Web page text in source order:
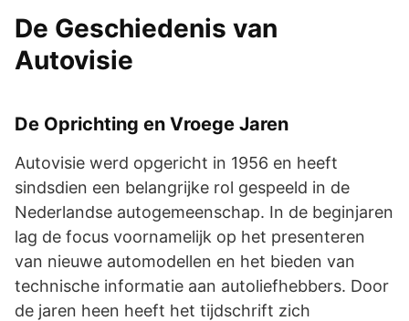
De Geschiedenis van
Autovisie
De Oprichting en Vroege Jaren
Autovisie werd opgericht in 1956 en heeft
sindsdien een belangrijke rol gespeeld in de
Nederlandse autogemeenschap. In de beginjaren
lag de focus voornamelijk op het presenteren
van nieuwe automodellen en het bieden van
technische informatie aan autoliefhebbers. Door
de jaren heen heeft het tijdschrift zich